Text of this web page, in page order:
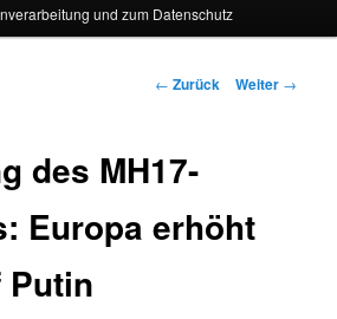
und zum Datenschutz
Beitragsnavigation
← Zurück Weiter →
des MH17-
Europa erhöht
Putin